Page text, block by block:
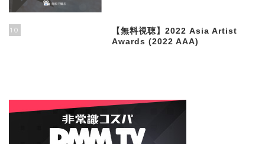
10
【無料視聴】2022 Asia Artist
Awards (2022 AAA)